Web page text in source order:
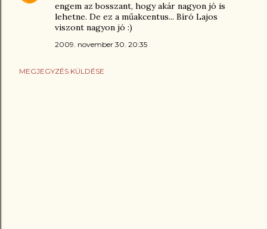
engem az bosszant, hogy akár nagyon jó is
lehetne. De ez a műakcentus... Bíró Lajos
viszont nagyon jó :)
2009. november 30. 20:35
MEGJEGYZÉS KÜLDÉSE